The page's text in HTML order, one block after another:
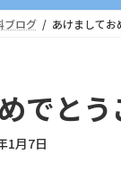
ブログ あけましてお
でと
1月7日